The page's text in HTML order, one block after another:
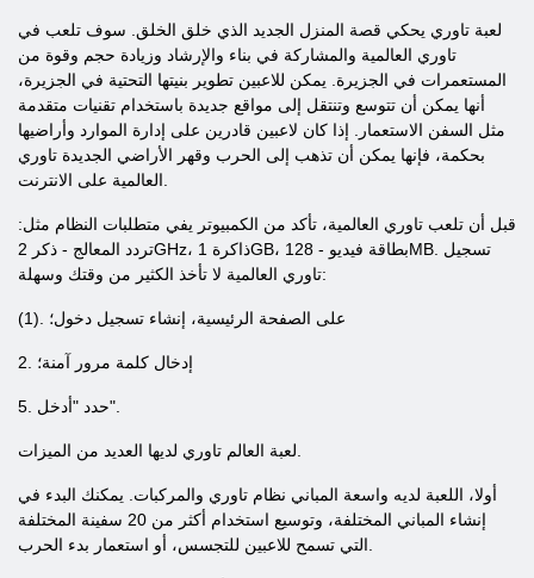
لعبة تاوري يحكي قصة المنزل الجديد الذي خلق الخلق. سوف تلعب في
تاوري العالمية والمشاركة في بناء والإرشاد وزيادة حجم وقوة من
المستعمرات في الجزيرة. يمكن للاعبين تطوير بنيتها التحتية في الجزيرة،
أنها يمكن أن تتوسع وتنتقل إلى مواقع جديدة باستخدام تقنيات متقدمة
مثل السفن الاستعمار. إذا كان لاعبين قادرين على إدارة الموارد وأراضيها
بحكمة، فإنها يمكن أن تذهب إلى الحرب وقهر الأراضي الجديدة تاوري
قبل أن تلعب تاوري العالمية، تأكد من الكمبيوتر يفي متطلبات النظام مثل:
تردد المعالج - ذكر 2GHz، ذاكرة 1GB، بطاقة فيديو - 128MB. تسجيل
تاوري العالمية لا تأخذ الكثير من وقتك وسهلة:
(1). على الصفحة الرئيسية، إنشاء تسجيل دخول؛
2. إدخال كلمة مرور آمنة؛
5. حدد "أدخل".
أولا، اللعبة لديه واسعة المباني نظام تاوري والمركبات. يمكنك البدء في
إنشاء المباني المختلفة، وتوسيع استخدام أكثر من 20 سفينة المختلفة